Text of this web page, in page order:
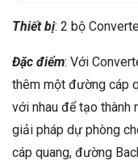
Thiết bị: 2 bộ
Đặc điểm: Với
thêm một đường cáp
với nhau để tạo thành
giải pháp dự phòng
cáp quang, đường